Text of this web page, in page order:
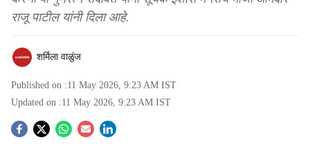
राजू पाटील यांनी दिला आहे.
शर्मिला वाळुंज
Published on :11 May 2026, 9:23 AM IST
Updated on :11 May 2026, 9:23 AM IST
S